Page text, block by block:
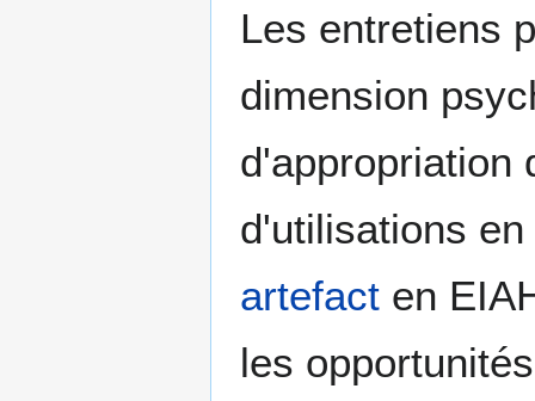
Les entretiens
dimension
d'appropriation
d'utilisations
artefact en
les